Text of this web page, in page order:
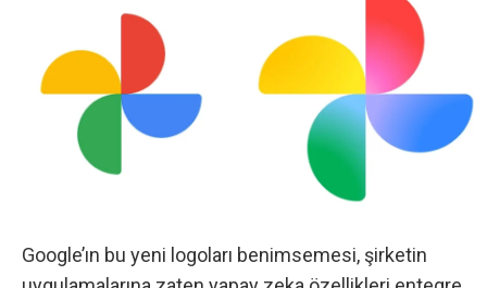
Google’ın bu yeni logoları benimsemesi, şirketin